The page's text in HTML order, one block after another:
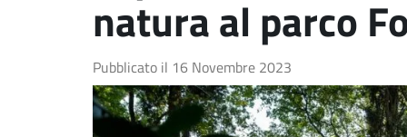
natura al parco
Pubblicato il 16 Novembre 2023